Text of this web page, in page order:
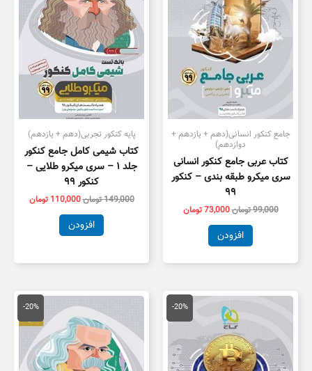
جامع کنکور انسانی(دهم + یازدهم +
دوازدهم)
کتاب عربی جامع کنکور انسانی
سری میکرو طبقه بندی – کنکور
۹۹
99,000تومان73,000تومان
افزودن
پایه کنکور تجربی(دهم + یازدهم)
کتاب شیمی کامل جامع کنکور
جلد ۱ – سری میکرو طلایی –
کنکور ۹۹
149,000تومان110,000 تومان
افزودن
-20%
قیمت
اصلی
81,000 تومان
بود.
قیمت
فعلی
-20%
قیمت
اصلی
75,000 تومان
بود.
قیمت
فعلی
است.